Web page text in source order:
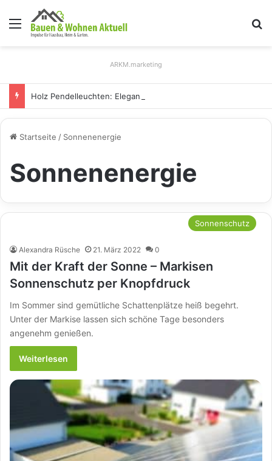
Menü
ARKM.marketing
Startseite / Sonnenenergie
Sonnenenergie
Sonnenschutz
Alexandra Rüsche 21. März 2022 0
Mit der Kraft der Sonne – Markisen
Sonnenschutz per Knopfdruck
Im Sommer sind gemütliche Schattenplätze heiß begehrt.
Unter der Markise lassen sich schöne Tage besonders
angenehm genießen.
Weiterlesen